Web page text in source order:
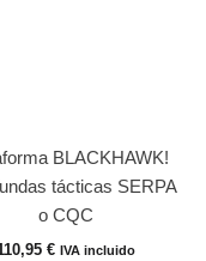
BLACKHAWK!
tácticas SERPA
o CQC
€ IVA incluido